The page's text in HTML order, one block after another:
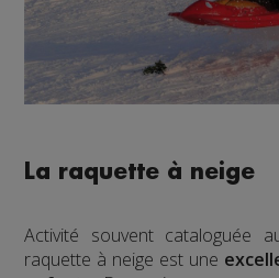
La raquette à neige
Activité souvent cataloguée
raquette à neige est une